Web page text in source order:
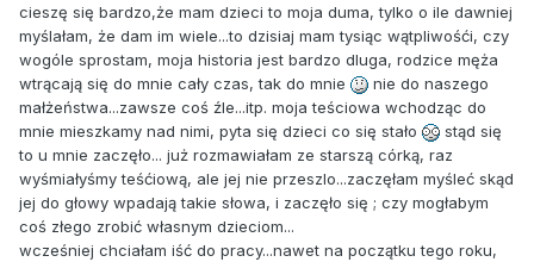
cieszę się bardzo,że mam dzieci to moja duma, tylko o ile dawniej
myślałam, że dam im wiele...to dzisiaj mam tysiąc wątpliwośći, czy
wogóle sprostam, moja historia jest bardzo dluga, rodzice męża
wtrącają się do mnie cały czas, tak do mnie
nie do naszego
małżeństwa...zawsze coś źle...itp. moja teściowa wchodząc do
mnie mieszkamy nad nimi, pyta się dzieci co się stało
stąd się
to u mnie zaczęło... już rozmawiałam ze starszą córką, raz
wyśmiałyśmy teśćiową, ale jej nie przeszlo...zaczęłam myśleć skąd
jej do głowy wpadają takie słowa, i zaczęło się ; czy mogłabym
coś złego zrobić własnym dzieciom...
wcześniej chciałam iść do pracy...nawet na początku tego roku,